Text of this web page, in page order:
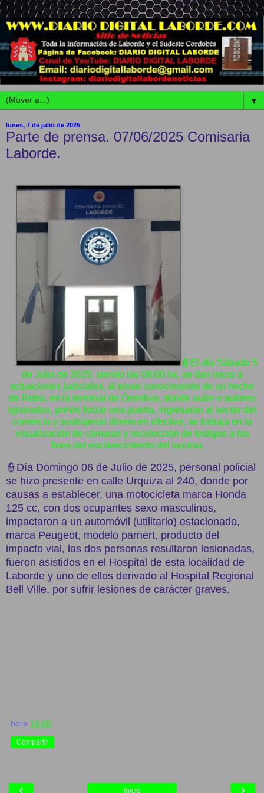
▼
lunes, 7 de julio de 2025
Parte de prensa. 07/06/2025 Comisaria
Laborde.
👮El día Sábado 5
de Julio de 2025, siendo las 08:00 hs, se dan inicio a
actuaciones judiciales, al tomar conocimiento de un hecho
de Robo, en la terminal de Ómnibus, donde autor o autores
ignorados, previo forzar una puerta, ingresaron al sector del
comercio y sustrajeron dinero en efectivo, se trabaja en la
visualización de cámaras y recolección de testigos a los
fines del esclarecimiento del suceso.
👮Día Domingo 06 de Julio de 2025, personal policial
se hizo presente en calle Urquiza al 240, donde por
causas a establecer, una motocicleta marca Honda
125 cc, con dos ocupantes sexo masculinos,
impactaron a un automóvil (utilitario) estacionado,
marca Peugeot, modelo parnert, producto del
impacto vial, las dos personas resultaron lesionadas,
fueron asistidos en el Hospital de esta localidad de
Laborde y uno de ellos derivado al Hospital Regional
Bell Ville, por sufrir lesiones de carácter graves.
hora 10:00
Compartir
‹ ›
Inicio